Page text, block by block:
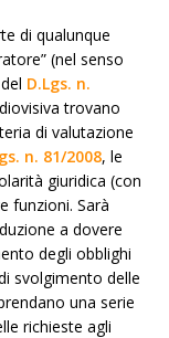
di qualunque
(nel senso
D.Lgs. n.
trovano
di valutazione
n. 81/2008, le
giuridica (con
funzioni. Sarà
a dovere
degli obblighi
svolgimento delle
una serie
richieste agli